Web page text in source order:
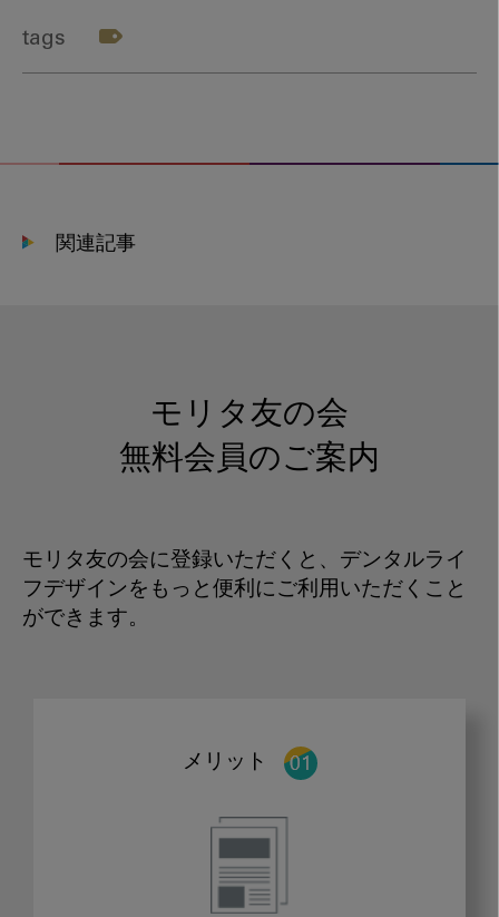
tags
関連記事
モリタ友の会
無料会員のご案内
モリタ友の会に登録いただくと、デンタルライ
フデザインをもっと便利にご利用いただくこと
ができます。
メリット